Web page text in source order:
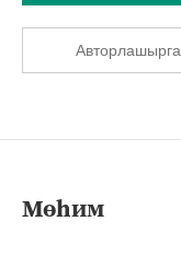
Авторлашырга
Мөһим